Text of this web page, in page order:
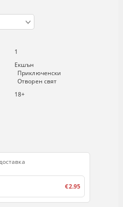
1
Екшън
Приключенски
Отворен свят
18+
€2.95